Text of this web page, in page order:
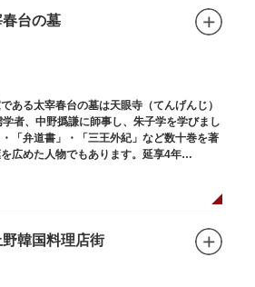
春台の墓
ある太宰春台の墓は天眼寺（てんげんじ）
者、中野撝謙に師事し、朱子学を学びまし
「弁道書」・「三王外紀」など数十巻を著
広めた人物でもあります。延享4年
韓国料理店街